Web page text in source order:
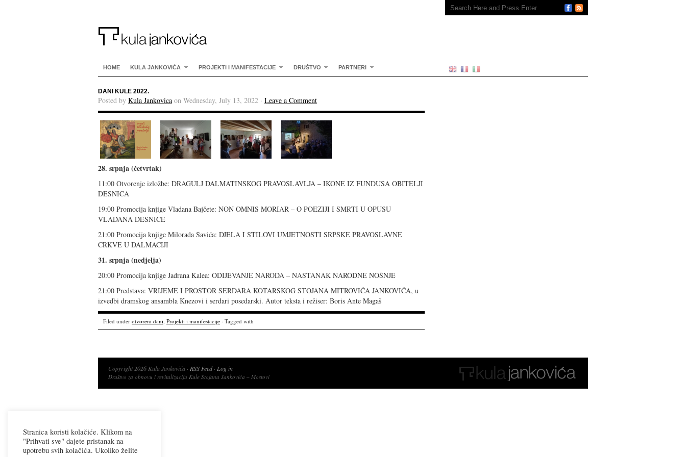
HOME KULA JANKOVIĆA PROJEKTI I MANIFESTACIJE DRUŠTVO PARTNERI
DANI KULE 2022.
Posted by Kula Jankovica on Wednesday, July 13, 2022 · Leave a Comment
28. srpnja (četvrtak)
11:00 Otvorenje izložbe: DRAGULJ DALMATINSKOG PRAVOSLAVLJA – IKONE IZ FUNDUSA OBITELJI
DESNICA
19:00 Promocija knjige Vladana Bajčete: NON OMNIS MORIAR – O POEZIJI I SMRTI U OPUSU
VLADANA DESNICE
21:00 Promocija knjige Milorada Savića: DJELA I STILOVI UMJETNOSTI SRPSKE PRAVOSLAVNE
CRKVE U DALMACIJI
31. srpnja (nedjelja)
20:00 Promocija knjige Jadrana Kalea: ODIJEVANJE NARODA – NASTANAK NARODNE NOŠNJE
21:00 Predstava: VRIJEME I PROSTOR SERDARA KOTARSKOG STOJANA MITROVIĆA JANKOVIĆA, u
izvedbi dramskog ansambla Knezovi i serdari posedarski. Autor teksta i režiser: Boris Ante Magaš
Filed under otvoreni dani, Projekti i manifestacije · Tagged with
Copyright 2026 Kula Jankovića · RSS Feed· Log in
Društvo za obnovu i revitalizaciju Kule Stojana Jankovića – Mostovi
Stranica koristi kolačiće. Klikom na
"Prihvati sve" dajete pristanak na
upotrebu svih kolačića. Ukoliko želite